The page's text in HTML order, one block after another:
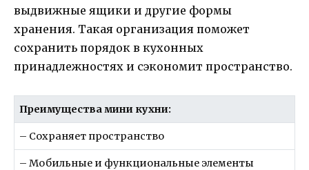
выдвижные ящики и другие формы
хранения. Такая организация поможет
сохранить порядок в кухонных
принадлежностях и сэкономит пространство.
Преимущества мини кухни:
– Сохраняет пространство
– Мобильные и функциональные элементы